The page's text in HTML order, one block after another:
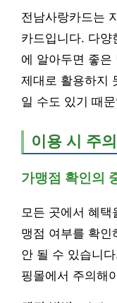
전남사랑카드는
카드입니다. 다양
에 알아두면 좋은
제대로 활용하지
일 수도 있기 때
이용 시 주
가맹점 확인의
모든 곳에서 혜택
맹점 여부를 확인
안 될 수 있습니
핑몰에서 주의해